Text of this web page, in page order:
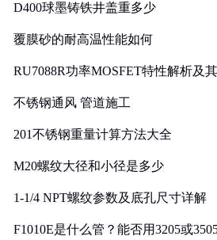
D400球墨铸铁井盖重多少
覆膜砂的耐高温性能如何
RU7088R功率MOSFET特性解析及
不锈钢通风 管道施工
201不锈钢重量计算方法大全
M20螺纹大径和小径是多少
1-1/4 NPT螺纹参数及底孔尺寸详解
F1010E是什么管？能否用3205或